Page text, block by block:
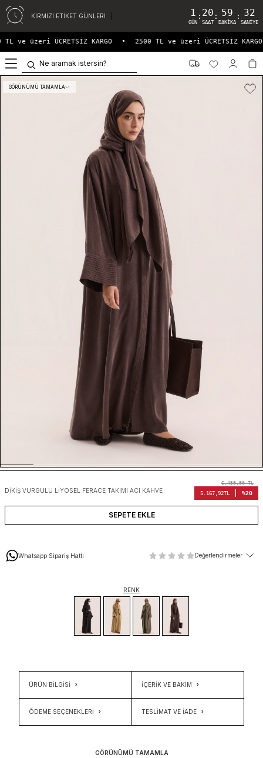
KIRMIZI ETİKET GÜNLERİ 1
GÜN
: 20
SAAT
: 59
DAKIKA
: 32
SANIYE
ve üzeri ÜCRETSİZ KARGO 2500 TL ve üzeri ÜCRETSİZ KARGO
GÖRÜNÜMÜ TAMAMLA
DIKIŞ VURGULU LIYOSEL FERACE TAKIMI ACI KAHVE
6.459,90TL
5.167,92TL %20
SEPETE EKLE
Whatsapp Sipariş Hattı Değerlendirmeler
RENK
ÜRÜN BİLGİSİ İÇERIK VE BAKIM
ÖDEME SEÇENEKLERI TESLIMAT VE İADE
GÖRÜNÜMÜ TAMAMLA